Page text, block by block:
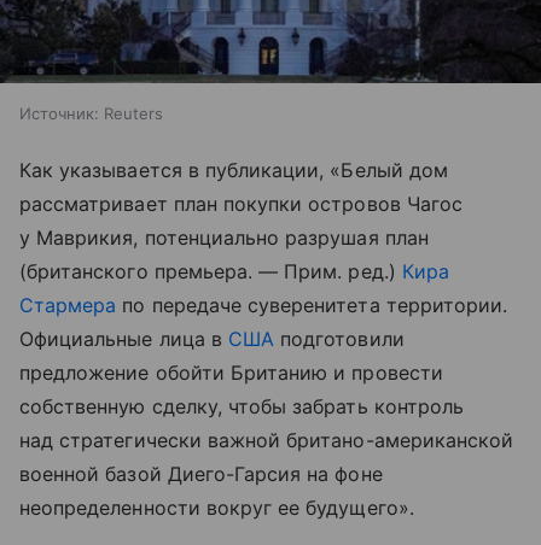
Источник: Reuters
Как указывается в публикации, «Белый дом
рассматривает план покупки островов Чагос
у Маврикия, потенциально разрушая план
(британского премьера. — Прим. ред.) Кира
Стармера по передаче суверенитета территории.
Официальные лица в США подготовили
предложение обойти Британию и провести
собственную сделку, чтобы забрать контроль
над стратегически важной британо-американской
военной базой Диего-Гарсия на фоне
неопределенности вокруг ее будущего».